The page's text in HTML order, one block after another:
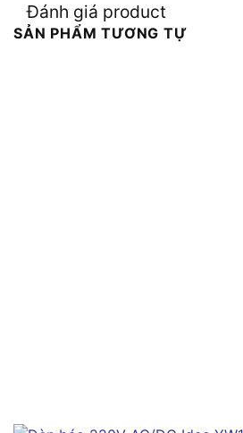
Đánh giá product
SẢN PHẨM TƯƠNG TỰ